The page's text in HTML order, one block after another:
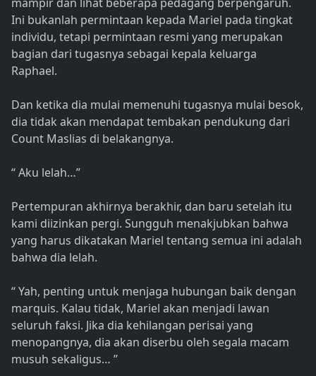
mampir dan lihat beberapa pedagang berpengaruh.
Ini bukanlah permintaan kepada Mariel pada tingkat
individu, tetapi permintaan resmi yang merupakan
bagian dari tugasnya sebagai kepala keluarga
Raphael.
Dan ketika dia mulai memenuhi tugasnya mulai besok,
dia tidak akan mendapat tembakan pendukung dari
Count Maslias di belakangnya.
“ Aku lelah…”
Pertempuran akhirnya berakhir, dan baru setelah itu
kami diizinkan pergi. Sungguh menakjubkan bahwa
yang harus dikatakan Mariel tentang semua ini adalah
bahwa dia lelah.
“ Yah, penting untuk menjaga hubungan baik dengan
marquis. Kalau tidak, Mariel akan menjadi lawan
seluruh faksi. Jika dia kehilangan perisai yang
menopangnya, dia akan diserbu oleh segala macam
musuh sekaligus… ”